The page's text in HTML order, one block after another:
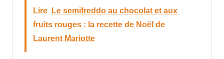
Lire
Le semifreddo au chocolat et aux
fruits rouges : la recette de Noël de
Laurent Mariotte